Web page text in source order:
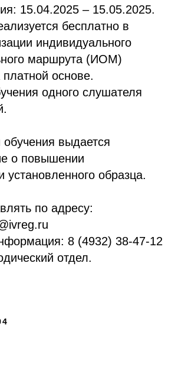
15.04.2025 – 15.05.2025.
бесплатно в
индивидуального
маршрута (ИОМ)
платной основе.
одного слушателя
выдается
о повышении
установленного образца.
по адресу:
8 (4932) 38-47-12
отдел.